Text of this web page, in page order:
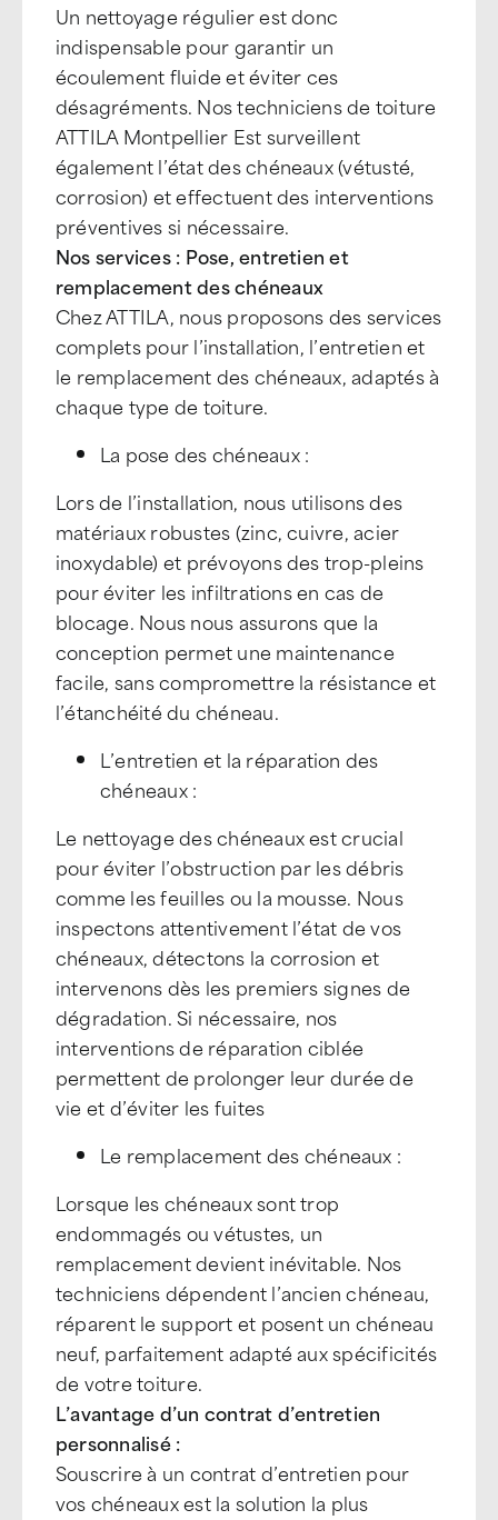
Un nettoyage régulier est donc
indispensable pour garantir un
écoulement fluide et éviter ces
désagréments. Nos techniciens de toiture
ATTILA Montpellier Est surveillent
également l’état des chéneaux (vétusté,
corrosion) et effectuent des interventions
préventives si nécessaire.
Nos services : Pose, entretien et
remplacement des chéneaux
Chez ATTILA, nous proposons des services
complets pour l’installation, l’entretien et
le remplacement des chéneaux, adaptés à
chaque type de toiture.
La pose des chéneaux :
Lors de l’installation, nous utilisons des
matériaux robustes (zinc, cuivre, acier
inoxydable) et prévoyons des trop-pleins
pour éviter les infiltrations en cas de
blocage. Nous nous assurons que la
conception permet une maintenance
facile, sans compromettre la résistance et
l’étanchéité du chéneau.
L’entretien et la réparation des
chéneaux :
Le nettoyage des chéneaux est crucial
pour éviter l’obstruction par les débris
comme les feuilles ou la mousse. Nous
inspectons attentivement l’état de vos
chéneaux, détectons la corrosion et
intervenons dès les premiers signes de
dégradation. Si nécessaire, nos
interventions de réparation ciblée
permettent de prolonger leur durée de
vie et d’éviter les fuites
Le remplacement des chéneaux :
Lorsque les chéneaux sont trop
endommagés ou vétustes, un
remplacement devient inévitable. Nos
techniciens dépendent l’ancien chéneau,
réparent le support et posent un chéneau
neuf, parfaitement adapté aux spécificités
de votre toiture.
L’avantage d’un contrat d’entretien
personnalisé :
Souscrire à un contrat d’entretien pour
vos chéneaux est la solution la plus